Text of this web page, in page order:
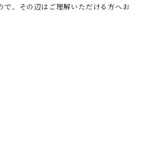
で、その辺はご理解いただける方へお